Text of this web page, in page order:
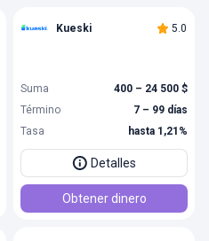
Kueski 5.0
Suma
400 – 24 500 $
Término
7 – 99 días
Tasa
hasta 1,21%
Detalles
Obtener dinero